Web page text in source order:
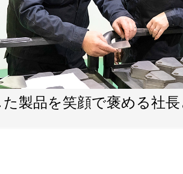
た製品を笑顔で褒める社